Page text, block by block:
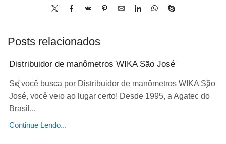
Posts relacionados
Distribuidor de manômetros WIKA São José
Se você busca por Distribuidor de manômetros WIKA São
José, você veio ao lugar certo! Desde 1995, a Agatec do
Brasil...
Continue Lendo...